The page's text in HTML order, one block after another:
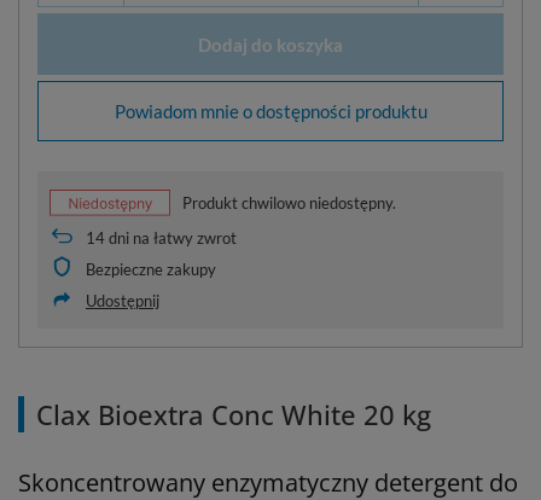
Dodaj do koszyka
Powiadom mnie o dostępności produktu
Produkt chwilowo niedostępny.
14dni na łatwy zwrot
Bezpieczne zakupy
Udostępnij
Clax Bioextra Conc White 20 kg
Skoncentrowany enzymatyczny detergent do